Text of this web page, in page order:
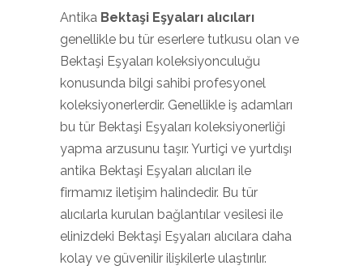
Antika Bektaşi Eşyaları alıcıları
genellikle bu tür eserlere tutkusu olan ve
Bektaşi Eşyaları koleksiyonculuğu
konusunda bilgi sahibi profesyonel
koleksiyonerlerdir. Genellikle iş adamları
bu tür Bektaşi Eşyaları koleksiyonerliği
yapma arzusunu taşır. Yurtiçi ve yurtdışı
antika Bektaşi Eşyaları alıcıları ile
firmamız iletişim halindedir. Bu tür
alıcılarla kurulan bağlantılar vesilesi ile
elinizdeki Bektaşi Eşyaları alıcılara daha
kolay ve güvenilir ilişkilerle ulaştırılır.